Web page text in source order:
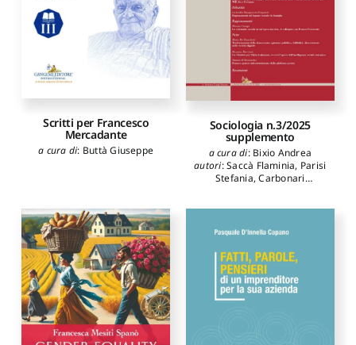
Scritti per Francesco
Mercadante
a cura di: Buttà Giuseppe
Sociologia n.3/2025
supplemento
a cura di: Bixio Andrea
autori:Saccà Flaminia, Parisi
Stefania,Carbonari
Gabriella,Ciampi Marina
Buccioni Rossano
D'Alessandro Simone
Berzano Luigi,Cannavò
Paola,Nuvolatti Giampaolo
Roldán Verónica